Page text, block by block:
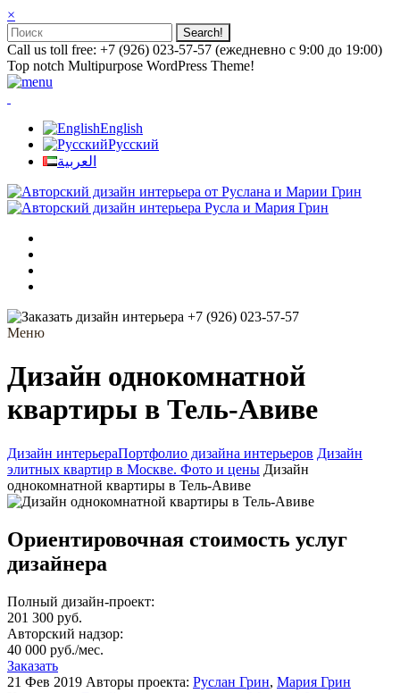
×
Call us toll free: +7 (926) 023-57-57 (ежедневно с 9:00 до 19:00)
Top notch Multipurpose WordPress Theme!
English
Русский
العربية
+7 (926) 023-57-57
Меню
Дизайн однокомнатной
квартиры в Тель-Авиве
Дизайн интерьераПортфолио дизайна интерьеров Дизайн
элитных квартир в Москве. Фото и цены Дизайн
однокомнатной квартиры в Тель-Авиве
Ориентировочная стоимость услуг
дизайнера
Полный дизайн-проект:
201 300 руб.
Авторский надзор:
40 000 руб./мес.
Заказать
21 Фев 2019 Авторы проекта: Руслан Грин, Мария Грин